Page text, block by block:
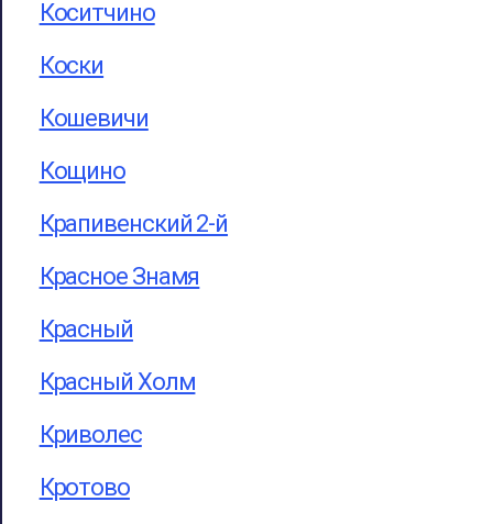
Коситчино
Коски
Кошевичи
Кощино
Крапивенский 2-й
Красное Знамя
Красный
Красный Холм
Криволес
Кротово